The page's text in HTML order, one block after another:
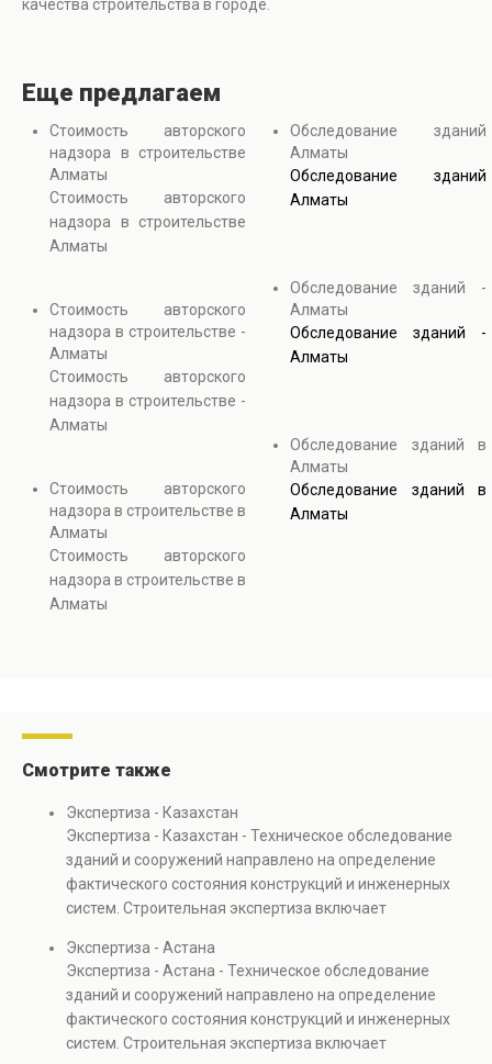
качества строительства в городе.
Еще предлагаем
Стоимость авторского
надзора в строительстве
Алматы
Стоимость авторского
надзора в строительстве
Алматы
Стоимость авторского
надзора в строительстве -
Алматы
Стоимость авторского
надзора в строительстве -
Алматы
Стоимость авторского
надзора в строительстве в
Алматы
Стоимость авторского
надзора в строительстве в
Алматы
Обследование зданий
Алматы
Обследование зданий
Алматы
Обследование зданий -
Алматы
Обследование зданий -
Алматы
Обследование зданий в
Алматы
Обследование зданий в
Алматы
Смотрите также
Экспертиза - Казахстан
Экспертиза - Казахстан - Техническое обследование
зданий и сооружений направлено на определение
фактического состояния конструкций и инженерных
систем. Строительная экспертиза включает
элементов и оценку эксплуатационной безопасности.
Услуга востребована при покупке недвижимости,
капитальном ремонте и реконструкции объектов, а
также при судебных разбирательствах и технических
проверках.
Экспертиза - Астана
Экспертиза - Астана - Техническое обследование
зданий и сооружений направлено на определение
фактического состояния конструкций и инженерных
систем. Строительная экспертиза включает